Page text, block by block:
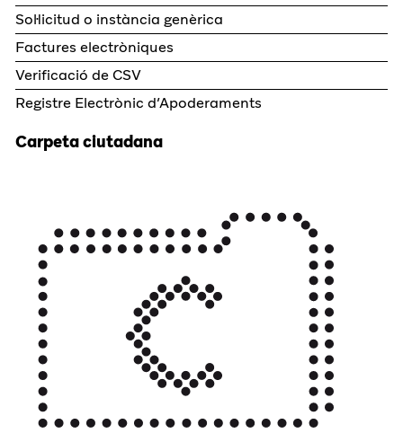
Sol·licitud o instància genèrica
Factures electròniques
Verificació de CSV
Registre Electrònic d’Apoderaments
Carpeta ciutadana